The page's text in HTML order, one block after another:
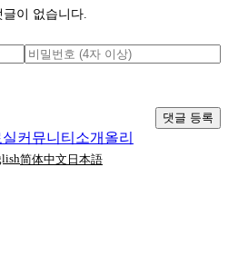
글이 없습니다.
댓글 등록
커뮤니티 소개 올리
简体中文 日本語